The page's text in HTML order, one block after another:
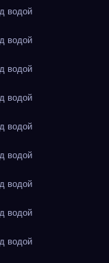
водой
водой
водой
водой
водой
водой
водой
водой
водой